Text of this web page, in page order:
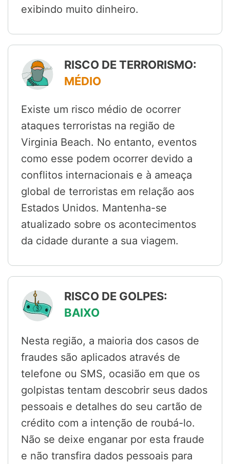
exibindo muito dinheiro.
RISCO DE TERRORISMO:
MÉDIO
Existe um risco médio de ocorrer
ataques terroristas na região de
Virginia Beach. No entanto, eventos
como esse podem ocorrer devido a
conflitos internacionais e à ameaça
global de terroristas em relação aos
Estados Unidos. Mantenha-se
atualizado sobre os acontecimentos
da cidade durante a sua viagem.
RISCO DE GOLPES:
BAIXO
Nesta região, a maioria dos casos de
fraudes são aplicados através de
telefone ou SMS, ocasião em que os
golpistas tentam descobrir seus dados
pessoais e detalhes do seu cartão de
crédito com a intenção de roubá-lo.
Não se deixe enganar por esta fraude
e não transfira dados pessoais para